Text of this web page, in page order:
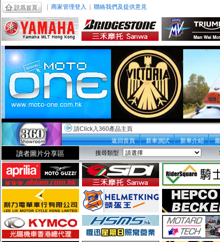
商家管理登入 聯絡我們及提供意見
請Click入360產品主頁
返回首頁
新車測試 新車介紹
讀者圖片分享區 搜尋類型